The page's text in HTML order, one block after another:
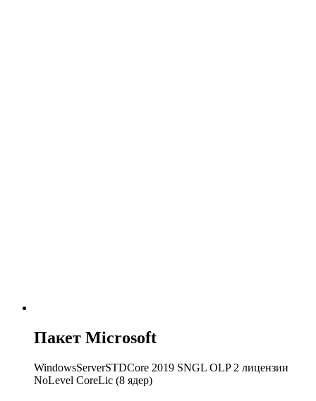
Пакет Microsoft
WindowsServerSTDCore 2019 SNGL OLP 2 лицензии
NoLevel CoreLic (8 ядер)